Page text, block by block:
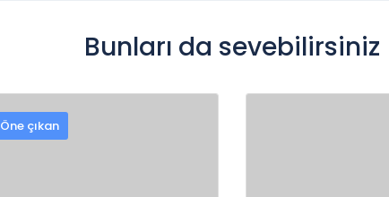
Bunları da sevebilirsiniz
Öne çıkan